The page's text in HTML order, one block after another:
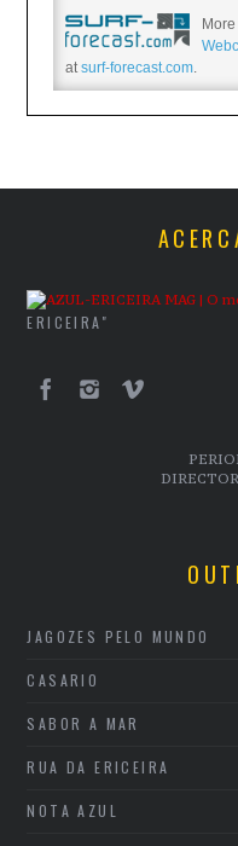
More
atsurf-forecast.com.
ERICEIRA"
JAGOZES PELO MUNDO
CASARIO
SABOR A MAR
RUA DA ERICEIRA
NOTA AZUL